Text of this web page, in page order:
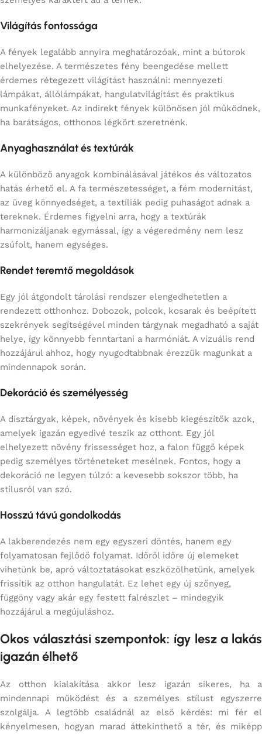
Világítás fontossága
A fények legalább annyira meghatározóak, mint a bútorok
elhelyezése. A természetes fény beengedése mellett
érdemes rétegezett világítást használni: mennyezeti
lámpákat, állólámpákat, hangulatvilágítást és praktikus
munkafényeket. Az indirekt fények különösen jól működnek,
ha barátságos, otthonos légkört szeretnénk.
Anyaghasználat és textúrák
A különböző anyagok kombinálásával játékos és változatos
hatás érhető el. A fa természetességet, a fém modernitást,
az üveg könnyedséget, a textíliák pedig puhaságot adnak a
tereknek. Érdemes figyelni arra, hogy a textúrák
harmonizáljanak egymással, így a végeredmény nem lesz
zsúfolt, hanem egységes.
Rendet teremtő megoldások
Egy jól átgondolt tárolási rendszer elengedhetetlen a
rendezett otthonhoz. Dobozok, polcok, kosarak és beépített
szekrények segítségével minden tárgynak megadható a saját
helye, így könnyebb fenntartani a harmóniát. A vizuális rend
hozzájárul ahhoz, hogy nyugodtabbnak érezzük magunkat a
mindennapok során.
Dekoráció és személyesség
A dísztárgyak, képek, növények és kisebb kiegészítők azok,
amelyek igazán egyedivé teszik az otthont. Egy jól
elhelyezett növény frissességet hoz, a falon függő képek
pedig személyes történeteket mesélnek. Fontos, hogy a
dekoráció ne legyen túlzó: a kevesebb sokszor több, ha
stílusról van szó.
Hosszú távú gondolkodás
A lakberendezés nem egy egyszeri döntés, hanem egy
folyamatosan fejlődő folyamat. Időről időre új elemeket
vihetünk be, apró változtatásokat eszközölhetünk, amelyek
frissítik az otthon hangulatát. Ez lehet egy új szőnyeg,
függöny vagy akár egy festett falrészlet – mindegyik
hozzájárul a megújuláshoz.
Okos választási szempontok: így lesz a lakás
igazán élhető
Az otthon kialakítása akkor lesz igazán sikeres, ha a
mindennapi működést és a személyes stílust egyszerre
szolgálja. A legtöbb családnál az első kérdés: mi fér el
kényelmesen, hogyan marad áttekinthető a tér, és miképp